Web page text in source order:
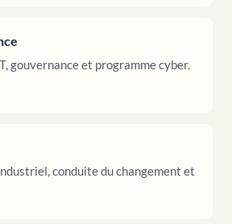
gouvernance et programme cyber.
conduite du changement et